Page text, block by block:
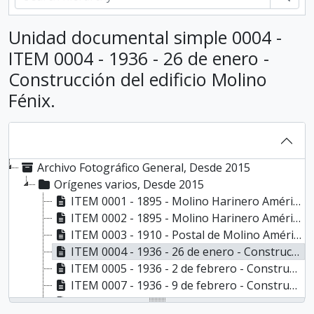
Unidad documental simple 0004 -
ITEM 0004 - 1936 - 26 de enero -
Construcción del edificio Molino
Fénix.
Archivo Fotográfico General, Desde 2015
Orígenes varios, Desde 2015
ITEM 0001 - 1895 - Molino Harinero América., 1895
ITEM 0002 - 1895 - Molino Harinero América., 1895
ITEM 0003 - 1910 - Postal de Molino América., 1910
ITEM 0004 - 1936 - 26 de enero - Construcción del edificio Molino Fénix., 1936-01-26
ITEM 0005 - 1936 - 2 de febrero - Construcción del edificio Molino Fénix., 1936-02-02
ITEM 0007 - 1936 - 9 de febrero - Construcción del edificio Molino Fénix., 1936-02-09
ITEM 0008 - 1936 - 9 de febrero - Construcción del edificio Molino Fénix., 1936-02-09